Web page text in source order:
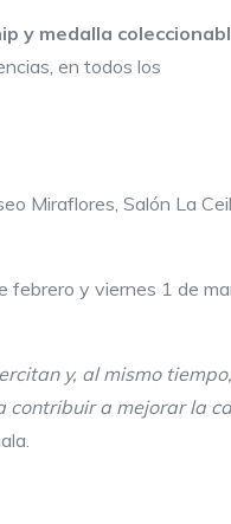
y medalla
en todos los
Miraflores, Salón La
febrero y viernes 1 de
y, al mismo tiempo,
contribuir a mejorar la